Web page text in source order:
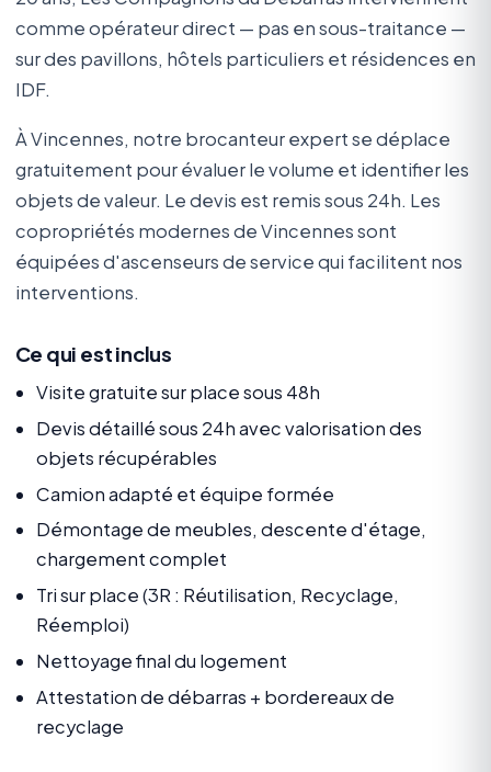
comme opérateur direct — pas en sous-traitance —
sur des pavillons, hôtels particuliers et résidences en
IDF.
À Vincennes, notre brocanteur expert se déplace
gratuitement pour évaluer le volume et identifier les
objets de valeur. Le devis est remis sous 24h. Les
copropriétés modernes de Vincennes sont
équipées d'ascenseurs de service qui facilitent nos
interventions.
Ce qui est inclus
Visite gratuite sur place sous 48h
Devis détaillé sous 24h avec valorisation des
objets récupérables
Camion adapté et équipe formée
Démontage de meubles, descente d'étage,
chargement complet
Tri sur place (3R : Réutilisation, Recyclage,
Réemploi)
Nettoyage final du logement
Attestation de débarras + bordereaux de
recyclage